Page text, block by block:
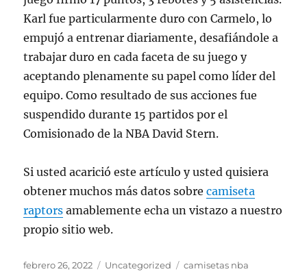
Karl fue particularmente duro con Carmelo, lo
empujó a entrenar diariamente, desafiándole a
trabajar duro en cada faceta de su juego y
aceptando plenamente su papel como líder del
equipo. Como resultado de sus acciones fue
suspendido durante 15 partidos por el
Comisionado de la NBA David Stern.
Si usted acarició este artículo y usted quisiera
obtener muchos más datos sobrecamiseta
raptors amablemente echa un vistazo a nuestro
propio sitio web.
Publicado
febrero 26, 2022 Categorías
Uncategorized Etiquetas
camisetas nba